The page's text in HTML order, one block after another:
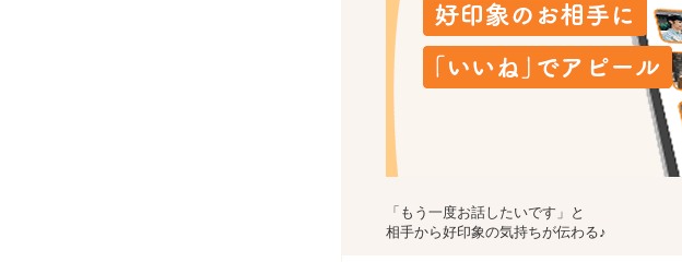
「もう一度お話したいです」と
相手から好印象の気持ちが伝わる♪